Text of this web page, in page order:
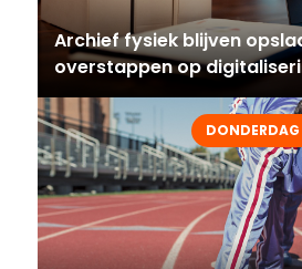
Archief fysiek blijven
overstappen op